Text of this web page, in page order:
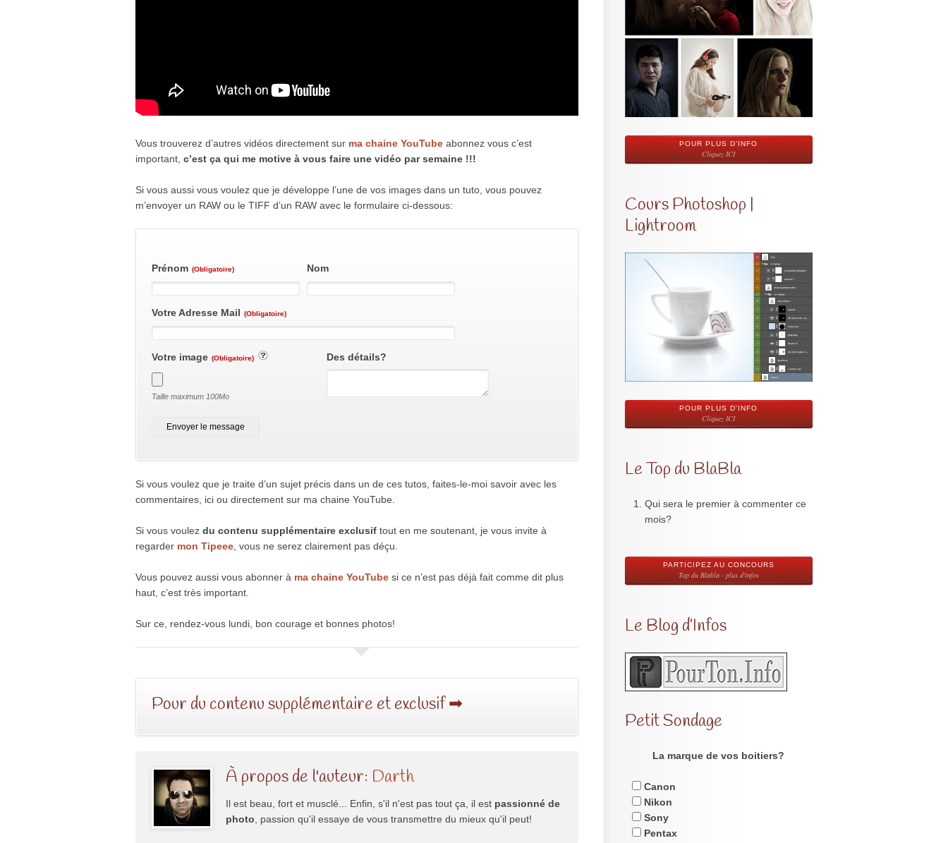
Vous trouverez d’autres vidéos directement sur ma chaine YouTube abonnez vous c’est
important, c’est ça qui me motive à vous faire une vidéo par semaine !!!
Si vous aussi vous voulez que je développe l’une de vos images dans un tuto, vous pouvez
m’envoyer un RAW ou le TIFF d’un RAW avec le formulaire ci-dessous:
Prénom (Obligatoire) Nom
Votre Adresse Mail (Obligatoire)
Votre image (Obligatoire)
Taille maximum 100Mo
Des détails?
Envoyer le message
Si vous voulez que je traite d’un sujet précis dans un de ces tutos, faites-le-moi savoir avec les
commentaires, ici ou directement sur ma chaine YouTube.
Si vous voulez du contenu supplémentaire exclusif tout en me soutenant, je vous invite à
regarder mon Tipeee , vous ne serez clairement pas déçu.
Vous pouvez aussi vous abonner à ma chaine YouTube si ce n’est pas déjà fait comme dit plus
haut, c’est très important.
Sur ce, rendez-vous lundi, bon courage et bonnes photos!
Pour du contenu supplémentaire et exclusif ➡
À propos de l'auteur: Darth
Il est beau, fort et musclé... Enfin, s'il n'est pas tout ça, il est passionné de
photo , passion qu'il essaye de vous transmettre du mieux qu'il peut!
POUR PLUS D'INFO
Cliquez ICI
Cours Photoshop |
Lightroom
POUR PLUS D'INFO
Cliquez ICI
Le Top du BlaBla
Qui sera le premier à commenter ce
mois?
PARTICIPEZ AU CONCOURS
Top du Blabla - plus d'infos
Le Blog d’Infos
Petit Sondage
La marque de vos boitiers?
Canon
Nikon
Sony
Pentax